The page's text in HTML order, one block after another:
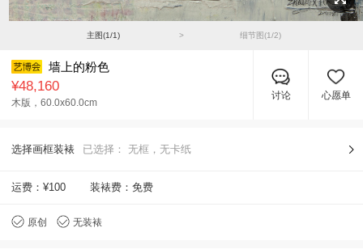
主图(1/1) > 细节图(1/2)
墙上的粉色
¥48,160
木版， 60.0x60.0cm
讨论 心愿单
选择画框装裱 已选择： 无框，无卡纸
运费： ¥100 装裱费：免费
原创 无装裱